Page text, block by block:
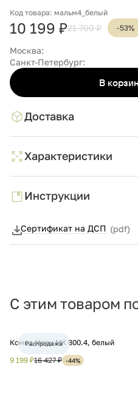
Код товара: мальм4_белый
10 199 ₽21 700 ₽ -53%
Москва:
Санкт-Петербург:
В
Доставка
Характеристики
Инструкции
Сертификат на ДСП (pdf)
С этим товаром
Комод Мори МК 800.4, белый
9 199 ₽16 427 ₽ -44%
Распродажа